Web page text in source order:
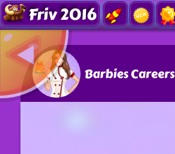
Friv 2016
Barbies Careers